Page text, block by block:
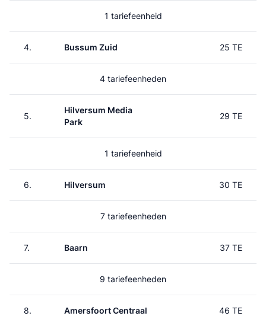
1 tariefeenheid
4. Bussum Zuid 25 TE
4 tariefeenheden
5.
Hilversum Media
Park
29 TE
1 tariefeenheid
6. Hilversum 30 TE
7 tariefeenheden
7. Baarn 37 TE
9 tariefeenheden
8. Amersfoort Centraal 46 TE